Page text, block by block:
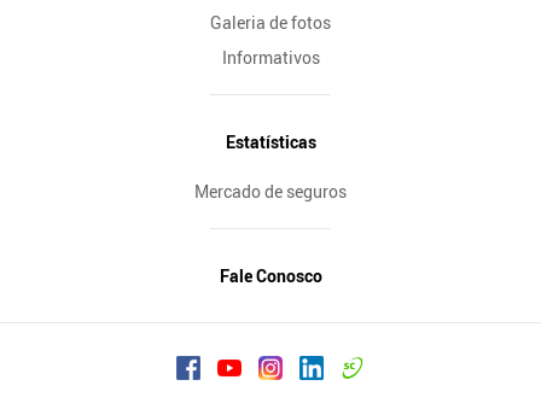
Galeria de fotos
Informativos
Estatísticas
Mercado de seguros
Fale Conosco